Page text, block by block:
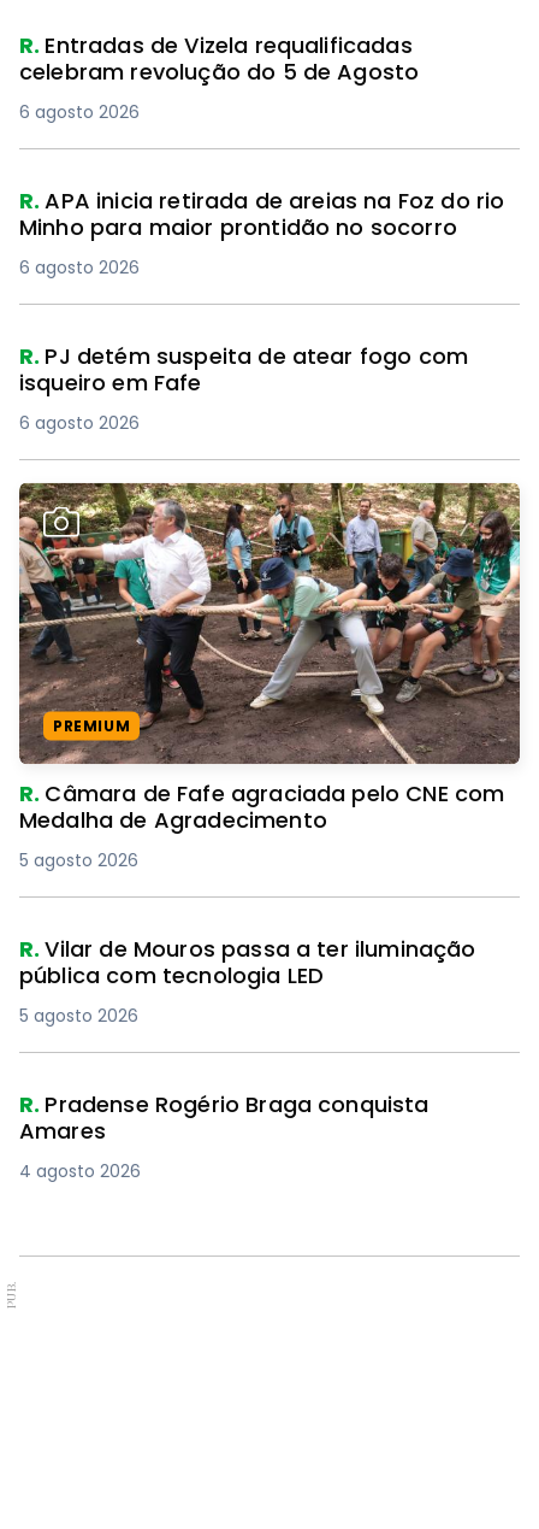
R. Entradas de Vizela requalificadas
celebram revolução do 5 de Agosto
6 agosto 2026
R.APA inicia retirada de areias na Foz do rio
Minho para maior prontidão no socorro
6 agosto 2026
R. PJ detém suspeita de atear fogo com
isqueiro em Fafe
6 agosto 2026
PREMIUM
R. Câmara de Fafe agraciada pelo CNE com
Medalha de Agradecimento
5 agosto 2026
R.Vilar de Mouros passa a ter iluminação
pública com tecnologia LED
5 agosto 2026
R. Pradense Rogério Braga conquista
Amares
4 agosto 2026
PUB.